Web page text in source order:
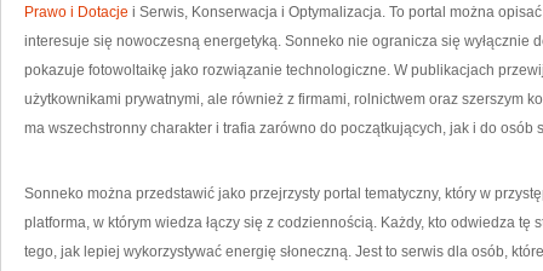
Prawo i Dotacje i Serwis, Konserwacja i Optymalizacja. To portal można
interesuje się nowoczesną energetyką. Sonneko nie ogranicza się wyłącznie
pokazuje fotowoltaikę jako rozwiązanie technologiczne. W publikacjach
użytkownikami prywatnymi, ale również z firmami, rolnictwem oraz szerszym
ma wszechstronny charakter i trafia zarówno do początkujących, jak i do osób
Sonneko można przedstawić jako przejrzysty portal tematyczny, który w
platforma, w którym wiedza łączy się z codziennością. Każdy, kto odwiedza
tego, jak lepiej wykorzystywać energię słoneczną. Jest to serwis dla osób,